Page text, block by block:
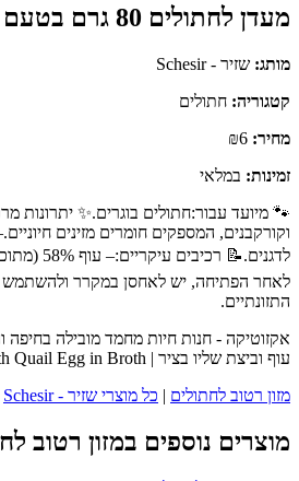
מעדן לחתולים 80 גרם בטעם עוף וביצת שליו בציר | Schesir After Dark Chicken with Quail Egg in Broth
מותג: שזיר - Schesir
קטגוריה: חתולים
מחיר:
זמינות: במלאי
וקורקבנים, המספקים חומרים מזינים
התזונתיים.
עוף וביצת שליו בציר | Schesir After Dark Chicken with Quail Egg in Broth מבית שזיר - Schesir - כנסו לעמוד המוצר המלא לפרטים נוספים, ביקורות לקוחות והזמנה.
מזון רטוב לחתולים | כל מוצרי שזיר - Schesir
מוצרים נוספים במזון רטוב